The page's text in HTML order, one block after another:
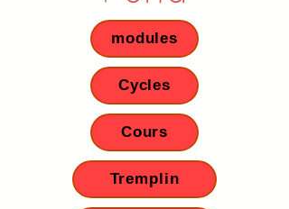
modules
Cycles
Cours
Tremplin